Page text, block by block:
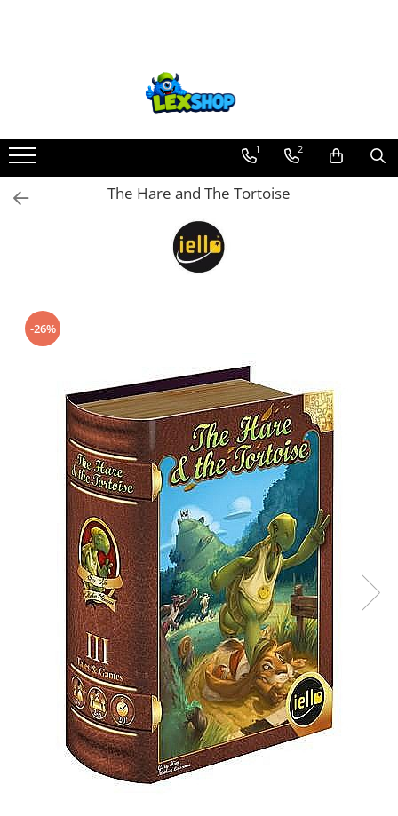
Board Games
Extensii boardgames
Card Games (jocuri cu carti)
Jocuri pentru toata familia
Jocuri pentru copii
Smart Games
Jocuri cu miniaturi
Battletech
Final Girl - solo game
Miniaturi Arkham Horror
Miniaturi HEROCLIX
Accesorii pentru boardgames
Protectii carti (Sleeves)
Deck Boxes/Cutii pentru carti
Portofolii/ Clasoare pentru carti
The Army Painter
Organizatoare
Carti de joc
Alte produse Hobby
1 2
The Hare and The Tortoise
-26%